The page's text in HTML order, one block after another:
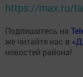
https://max.ru/
Подпишитесь на
же читайте нас в
новостей района!